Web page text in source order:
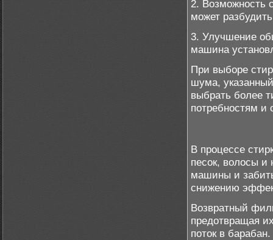
2. Возможность
может
3. Улучшение
машина
При выборе
шума,
выбрать более
потребностям и
В процессе
песок, волосы и
машины и
снижению
Возвратный
предотвращая
поток в барабан.